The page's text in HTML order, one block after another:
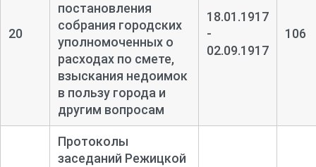
20
постановления
собрания городских
уполномоченных о
расходах по смете,
взыскания недоимок
в пользу города и
другим вопросам
18.01.1917
-
02.09.1917
106
Протоколы
заседаний Режицкой